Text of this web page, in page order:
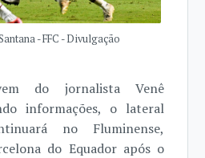
- FFC - Divulgação
do jornalista Venê
informações, o lateral
no Fluminense,
do Equador após o